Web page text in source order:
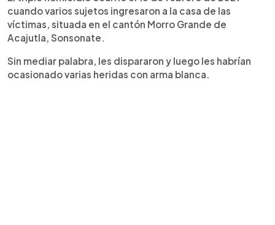
cuando varios sujetos ingresaron a la casa de las
víctimas, situada en el cantón Morro Grande de
Acajutla, Sonsonate.
Sin mediar palabra, les dispararon y luego les habrían
ocasionado varias heridas con arma blanca.